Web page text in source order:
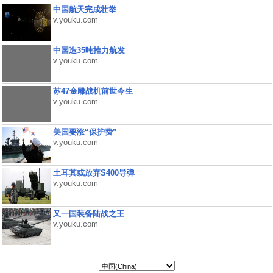
中国航天完成壮举
v.youku.com
中国造35吨推力航发
v.youku.com
苏47金雕战机前世今生
v.youku.com
美国要涨“保护费”
v.youku.com
土耳其或放弃S400导弹
v.youku.com
又一国装备陆战之王
v.youku.com